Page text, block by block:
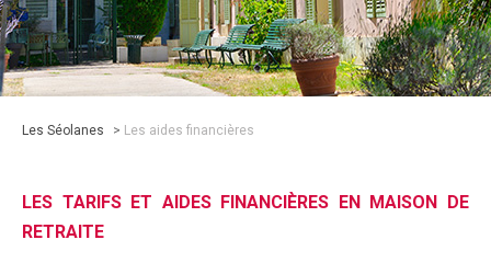
Les Séolanes > Les aides financières
LES TARIFS ET AIDES FINANCIÈRES EN MAISON DE
RETRAITE